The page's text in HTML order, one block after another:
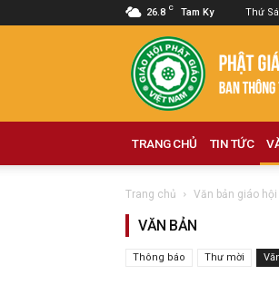
26.8 C Tam Ky Thứ
Phật
giáo
Quảng
Nam
TRANG CHỦ TIN TỨC
Trang chủ Văn bản giáo hội
VĂN BẢN
Thông báo Thư mời